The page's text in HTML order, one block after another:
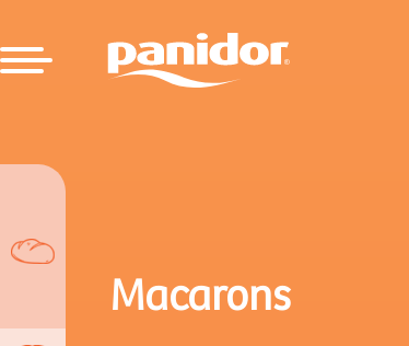
Macarons